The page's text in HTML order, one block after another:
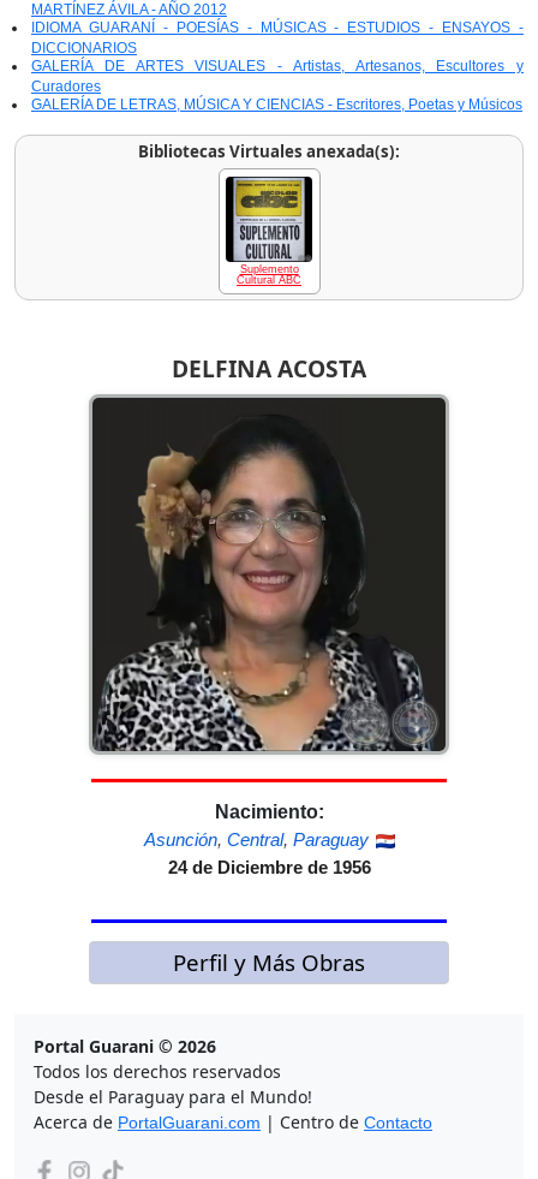
DELFINA ACOSTA
Nacimiento:
Asunción, Central, Paraguay
24 de Diciembre de 1956
Perfil y Más Obras
MARTÍNEZ ÁVILA - AÑO 2012
IDIOMA GUARANÍ - POESÍAS - MÚSICAS - ESTUDIOS - ENSAYOS -
DICCIONARIOS
GALERÍA DE ARTES VISUALES - Artistas, Artesanos, Escultores y
Curadores
GALERÍA DE LETRAS, MÚSICA Y CIENCIAS - Escritores, Poetas y Músicos
Bibliotecas Virtuales anexada(s):
Suplemento
Cultural ABC
Portal Guarani © 2026
Todos los derechos reservados
Desde el Paraguay para el Mundo!
Acerca de PortalGuarani.com | Centro de Contacto